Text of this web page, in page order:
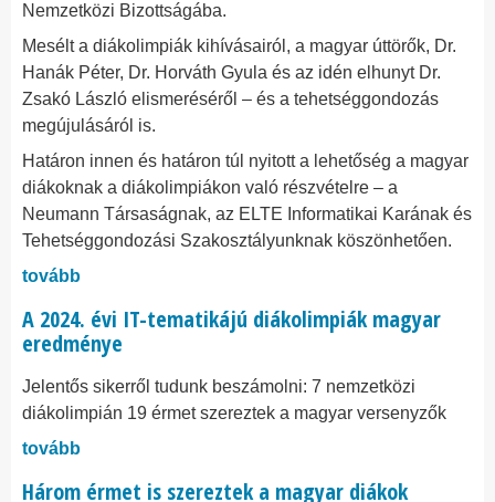
Nemzetközi Bizottságába.
Mesélt a diákolimpiák kihívásairól, a magyar úttörők, Dr.
Hanák Péter, Dr. Horváth Gyula és az idén elhunyt Dr.
Zsakó László elismeréséről – és a tehetséggondozás
megújulásáról is.
Határon innen és határon túl nyitott a lehetőség a magyar
diákoknak a diákolimpiákon való részvételre – a
Neumann Társaságnak, az ELTE Informatikai Karának és
Tehetséggondozási Szakosztályunknak köszönhetően.
tovább
A 2024. évi IT-tematikájú diákolimpiák magyar
eredménye
Jelentős sikerről tudunk beszámolni: 7 nemzetközi
diákolimpián 19 érmet szereztek a magyar versenyzők
tovább
Három érmet is szereztek a magyar diákok